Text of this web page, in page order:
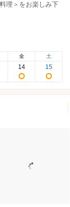
理＞をお楽しみ下
金
14
土
15